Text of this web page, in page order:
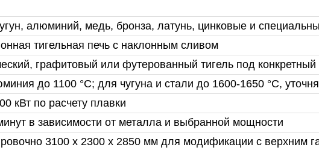
алюминий, медь, бронза, латунь, цинковые и
тигельная печь с наклонным сливом
графитовый или футерованный тигель под
до 1100 °C; для чугуна и стали до 1600-1650 °C,
кВт по расчету плавки
в зависимости от металла и выбранной мощности
3100 x 2300 x 2850 мм для модификации с верхним